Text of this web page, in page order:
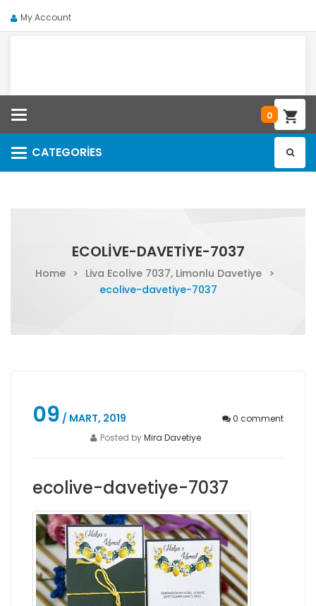
My Account
0
CATEGORIES
Categories
ECOLIVE-DAVETIYE-7037
Home > Liva Ecolive 7037, Limonlu Davetiye
>
ecolive-davetiye-7037
09 / MART, 2019 0 comment
Posted byMira Davetiye
ecolive-davetiye-7037